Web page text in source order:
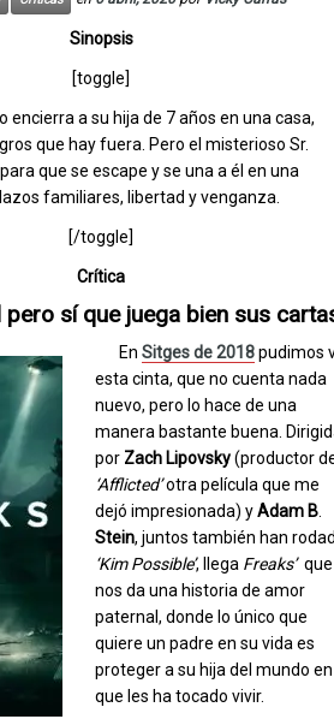
Sinopsis
[toggle]
encierra a su hija de 7 años en una casa,
que hay fuera. Pero el misterioso Sr.
que se escape y se una a él en una
familiares, libertad y venganza.
[/toggle]
Crítica
pero sí que juega bien sus
EnSitges de 2018pudimos
esta cinta, que no cuenta nada
nuevo, pero lo hace de una
manera bastante buena.
por Zach Lipovsky(productor
‘Afflicted’otra película que me
dejó impresionada) yAdam B.
Stein, juntos también han
‘Kim Possible’, llega Freaks’que
nos da una historia de amor
paternal, donde lo único que
quiere un padre en su vida es
proteger a su hija del mundo
que les ha tocado vivir.